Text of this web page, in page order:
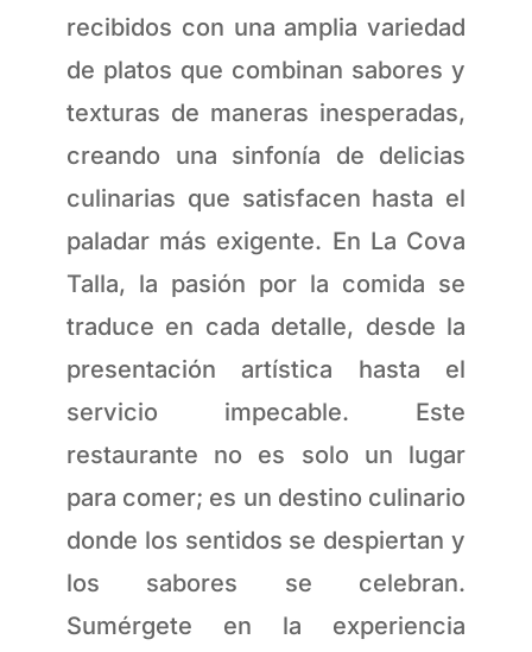
recibidos con una amplia variedad
de platos que combinan sabores y
texturas de maneras inesperadas,
creando una sinfonía de delicias
culinarias que satisfacen hasta el
paladar más exigente. En La Cova
Talla, la pasión por la comida se
traduce en cada detalle, desde la
presentación artística hasta el
servicio impecable. Este
restaurante no es solo un lugar
para comer; es un destino culinario
donde los sentidos se despiertan y
los sabores se celebran.
Sumérgete en la experiencia